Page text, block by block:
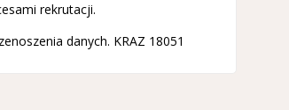
rekrutacji.
danych. KRAZ 18051